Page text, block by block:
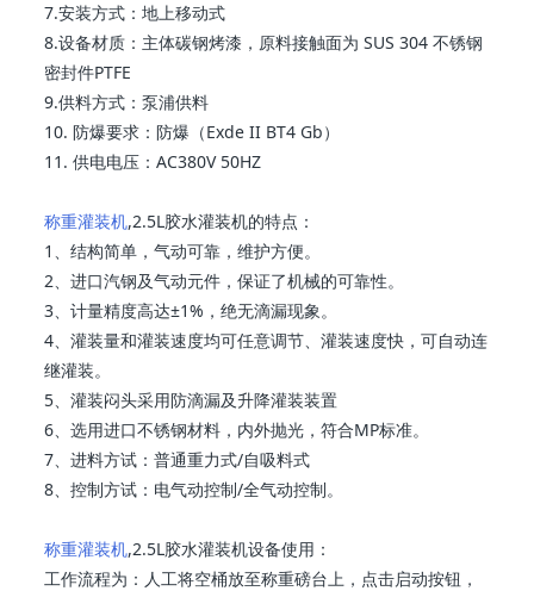
7.安装方式：地上移动式
8.设备材质：主体碳钢烤漆，原料接触面为 SUS 304 不锈钢
密封件PTFE
9.供料方式：泵浦供料
10. 防爆要求：防爆（Exde II BT4 Gb）
11. 供电电压：AC380V 50HZ
称重灌装机,2.5L胶水灌装机的特点：
1、结构简单，气动可靠，维护方便。
2、进口汽钢及气动元件，保证了机械的可靠性。
3、计量精度高达±1%，绝无滴漏现象。
4、灌装量和灌装速度均可任意调节、灌装速度快，可自动连
继灌装。
5、灌装闷头采用防滴漏及升降灌装装置
6、选用进口不锈钢材料，内外抛光，符合MP标准。
7、进料方试：普通重力式/自吸料式
8、控制方试：电气动控制/全气动控制。
称重灌装机,2.5L胶水灌装机设备使用：
工作流程为：人工将空桶放至称重磅台上，点击启动按钮，